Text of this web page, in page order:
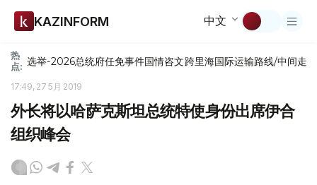
KAZINFORM 中文
热
点: 选举-2026总统府任免事件国情咨文跨里海国际运输路线/中间走廊
17:49, 27 5月 2019
外长将以哈萨克斯坦总统特使身份出席伊合
组织峰会